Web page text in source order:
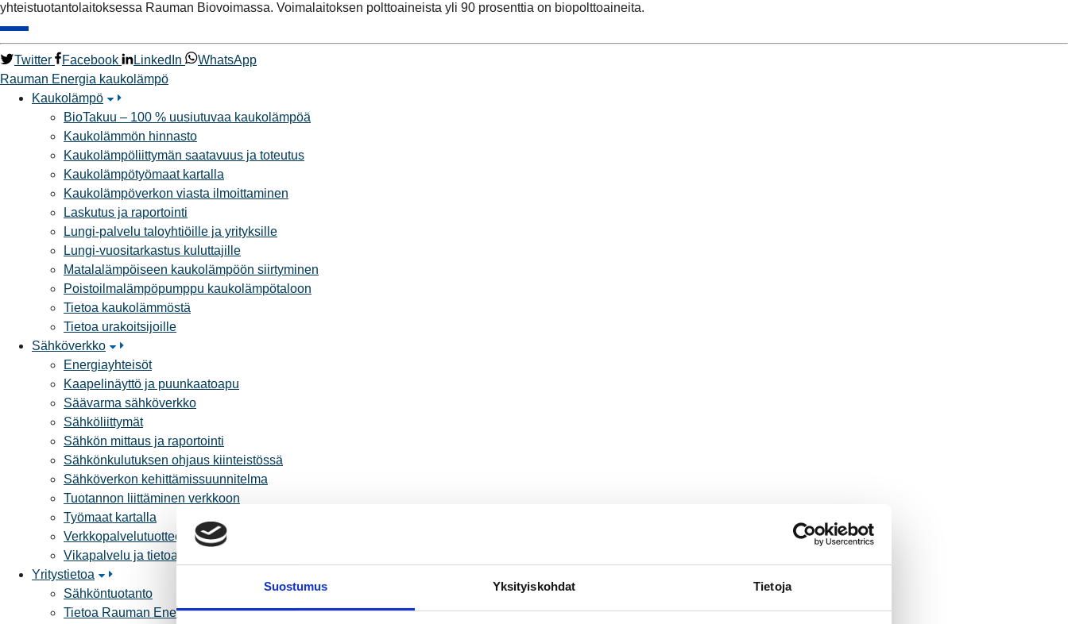
Suostumus Yksityiskohdat Tietoja
yhteistuotantolaitoksessa Rauman Biovoimassa. Voimalaitoksen polttoaineista yli 90 prosenttia on biopolttoaineita.
Twitter Facebook LinkedIn
WhatsApp
Rauman Energia kaukolämpö
Kaukolämpö
BioTakuu – 100 % uusiutuvaa kaukolämpöä
Kaukolämmön hinnasto
Kaukolämpöliittymän saatavuus ja toteutus
Kaukolämpötyömaat kartalla
Kaukolämpöverkon viasta ilmoittaminen
Laskutus ja raportointi
Lungi-palvelu taloyhtiöille ja yrityksille
Lungi-vuositarkastus kuluttajille
Matalalämpöiseen kaukolämpöön siirtyminen
Poistoilmalämpöpumppu kaukolämpötaloon
Tietoa kaukolämmöstä
Tietoa urakoitsijoille
Sähköverkko
Energiayhteisöt
Kaapelinäyttö ja puunkaatoapu
Säävarma sähköverkko
Sähköliittymät
Sähkön mittaus ja raportointi
Sähkönkulutuksen ohjaus kiinteistössä
Sähköverkon kehittämissuunnitelma
Tuotannon liittäminen verkkoon
Työmaat kartalla
Verkkopalvelutuotteet ja hinnastot
Vikapalvelu ja tietoa jakeluhäiriöistä
Yritystietoa
Sähköntuotanto
Tietoa Rauman Energiasta